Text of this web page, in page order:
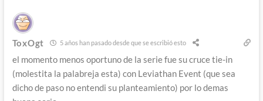
ToxOgt 5 años han pasado desde que se escribió esto
el momento menos oportuno de la serie fue su cruce tie-in
(molestita la palabreja esta) con Leviathan Event (que sea
dicho de paso no entendi su planteamiento) por lo demas